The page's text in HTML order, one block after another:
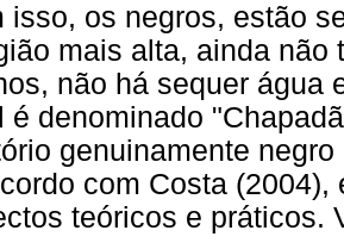
isso, os negros, estão
mais alta, ainda
não há sequer água
é denominado
genuinamente
com Costa
teóricos e práticos.